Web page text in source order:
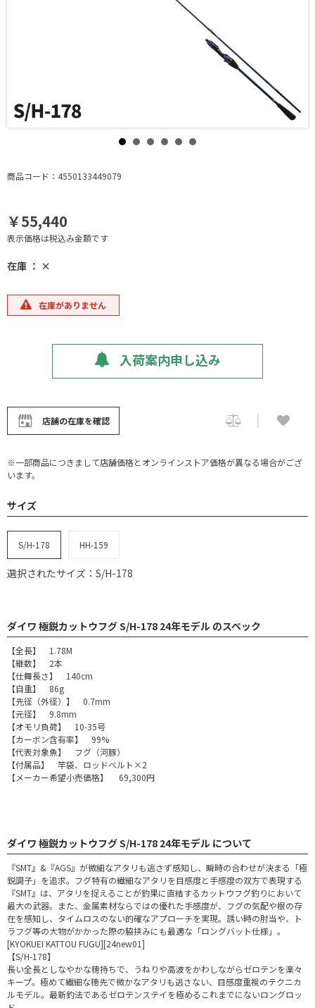
商品コード：4550133449079
￥55,440
表示価格は税込み金額です
在庫 ： ×
在庫がありません
入荷案内申し込み
店舗の在庫を確認
※一部商品につきまして店舗価格とオンラインストア価格が異なる場合がござ
います。
サイズ
S/H-178 HH-159
選択されたサイズ：S/H-178
ダイワ 極鋭カットウフグ S/H-178 24年モデル のスペック
【全長】 1.78M
【継数】 2本
【仕舞長さ】 140cm
【自重】 86g
【先径（外径）】 0.7mm
【元径】 9.8mm
【オモリ負荷】 10-35号
【カーボン含有率】 99%
【代表対象魚】 フグ（河豚）
【付属品】 竿袋、ロッドベルト×2
【メーカー希望小売価格】 69,300円
ダイワ 極鋭カットウフグ S/H-178 24年モデル について
『SMT』&『AGS』が微細なアタリも逃さず感知し、瞬時の合わせが決まる「極
鋭調子」を追求。フグ特有の繊細なアタリを目感度と手感度の双方で表現する
『SMT』は、アタリを捉えることが釣果に直結するカットウフグ釣りにおいて
最大の武器。また、金属素材ならではの優れた手感度が、フグの気配や根の存
在を感知し、タイムロスのない的確なアプローチを実現。誘い時の肘当や、ト
ラフグ等の大物がかかった際の脇挟みにも最適な「ロングバット仕様」。
[KYOKUEI KATTOU FUGU][24new01]
【S/H-178】
長い全長としなやかな穂持ちで、うねりや高波をかわしながらゼロテンを楽々
キープ。極めて繊細な穂先で微かなアタリも逃さない、目感度重視のテクニカ
ルモデル。最新釣法であるゼロテンステイを極めるこれまでにないロングロッ